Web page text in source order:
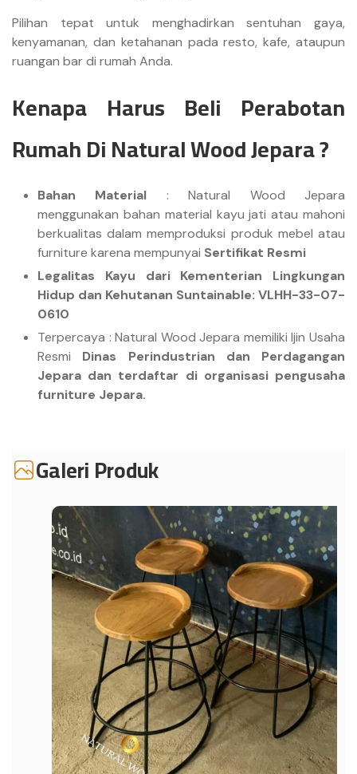
Pilihan tepat untuk menghadirkan sentuhan gaya,
kenyamanan, dan ketahanan pada resto, kafe, ataupun
ruangan bar di rumah Anda.
Kenapa Harus Beli Perabotan
Rumah Di Natural Wood Jepara ?
Bahan Material : Natural Wood Jepara
menggunakan bahan material kayu jati atau mahoni
berkualitas dalam memproduksi produk mebel atau
furniture karena mempunyai Sertifikat Resmi
Legalitas Kayu dari Kementerian Lingkungan
Hidup dan Kehutanan Suntainable: VLHH-33-07-
0610
Terpercaya : Natural Wood Jepara memiliki Ijin Usaha
Resmi Dinas Perindustrian dan Perdagangan
Jepara dan terdaftar di organisasi pengusaha
furniture Jepara.
Galeri Produk